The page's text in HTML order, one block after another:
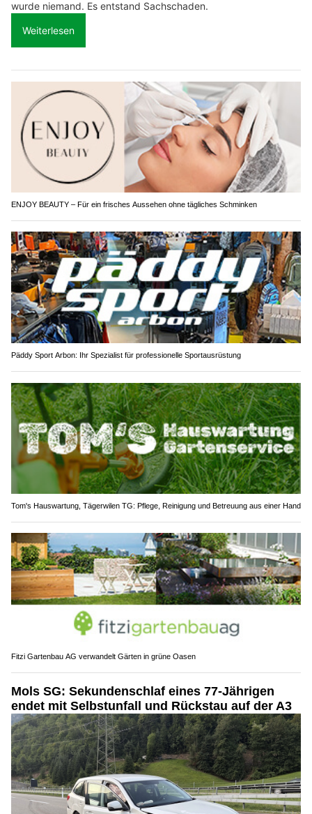
wurde niemand. Es entstand Sachschaden.
Weiterlesen
ENJOY BEAUTY – Für ein frisches Aussehen ohne tägliches Schminken
Päddy Sport Arbon: Ihr Spezialist für professionelle Sportausrüstung
Tom's Hauswartung, Tägerwilen TG: Pflege, Reinigung und Betreuung aus einer Hand
Fitzi Gartenbau AG verwandelt Gärten in grüne Oasen
Mols SG: Sekundenschlaf eines 77-Jährigen
endet mit Selbstunfall und Rückstau auf der A3